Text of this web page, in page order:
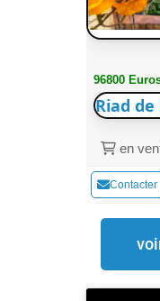
96800
Riad
en
Contacter